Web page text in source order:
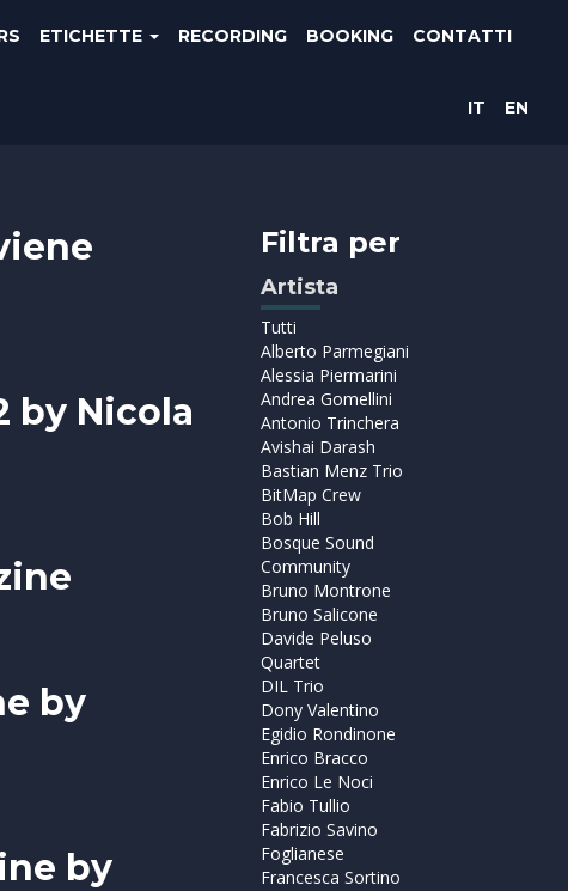
ETICHETTE RECORDING BOOKING CONTATTI
IT EN
by Nicola
by
by
Filtra per
Artista
Tutti
Alberto Parmegiani
Alessia Piermarini
Andrea Gomellini
Antonio Trinchera
Avishai Darash
Bastian Menz Trio
BitMap Crew
Bob Hill
Bosque Sound
Community
Bruno Montrone
Bruno Salicone
Davide Peluso
Quartet
DIL Trio
Dony Valentino
Egidio Rondinone
Enrico Bracco
Enrico Le Noci
Fabio Tullio
Fabrizio Savino
Foglianese
Francesca Sortino